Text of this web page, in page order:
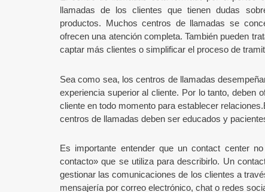
llamadas de los clientes que tienen dudas
productos. Muchos centros de llamadas se
ofrecen una atención completa. También pueden
captar más clientes o simplificar el proceso de
Sea como sea, los centros de llamadas
experiencia superior al cliente. Por lo tanto, deben
cliente en todo momento para establecer
centros de llamadas deben ser educados y
Es importante entender que un contact center
contacto» que se utiliza para describirlo. Un
gestionar las comunicaciones de los clientes a
mensajería por correo electrónico, chat o redes